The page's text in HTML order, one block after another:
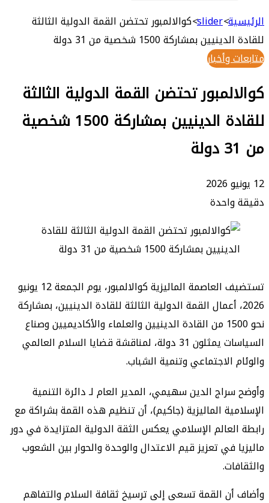
>
slider
>كوالالمبور تحتضن القمة الدولية الثالثة
بمشاركة 1500 شخصية من 31 دولة
تحتضن القمة الدولية الثالثة
للقادة الدينيين بمشاركة 1500 شخصية
تستضيف العاصمة الماليزية كوالالمبور، يوم الجمعة 12 يونيو
أعمال القمة الدولية الثالثة للقادة الدينيين، بمشاركة
نحو 1500 من القادة الدينيين والعلماء والأكاديميين وصناع
السياسات يمثلون 31 دولة، لمناقشة قضايا السلام العالمي
الاجتماعي وتنمية الشباب.
الدين سهيمي، المدير العام لـ دائرة التنمية
الماليزية (جاكيم)، أن تنظيم هذه القمة بشراكة مع
الإسلامي يعكس الثقة الدولية المتزايدة في دور
في تعزيز قيم الاعتدال والوحدة والحوار بين الشعوب
القمة تسعى إلى ترسيخ ثقافة السلام والتفاهم